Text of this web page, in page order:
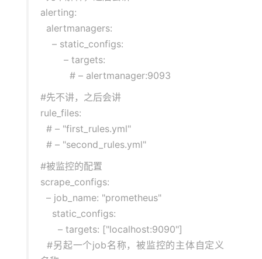
alerting:
alertmanagers:
– static_configs:
– targets:
# – alertmanager:9093
#先不讲，之后会讲
rule_files:
# – "first_rules.yml"
# – "second_rules.yml"
#被监控的配置
scrape_configs:
– job_name: "prometheus"
static_configs:
– targets: ["localhost:9090"]
#另起一个job名称，被监控的主体自定义